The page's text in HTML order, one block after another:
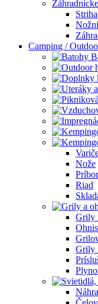
Camping /
Nože
Riad
Grily
Grily